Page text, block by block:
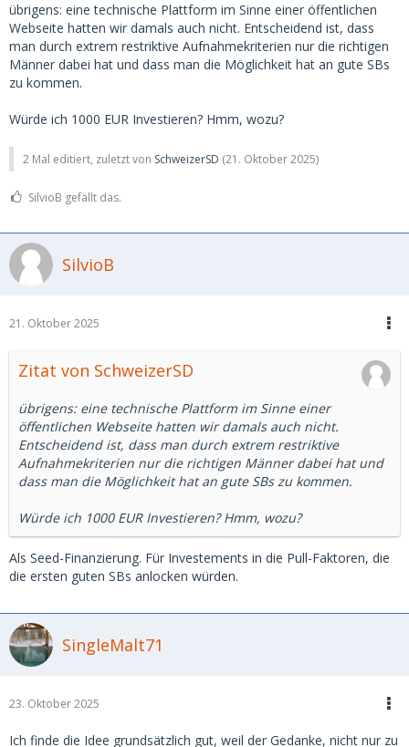
übrigens: eine technische Plattform im Sinne einer öffentlichen
Webseite hatten wir damals auch nicht. Entscheidend ist, dass
man durch extrem restriktive Aufnahmekriterien nur die richtigen
Männer dabei hat und dass man die Möglichkeit hat an gute SBs
zu kommen.
Würde ich 1000 EUR Investieren? Hmm, wozu?
2 Mal editiert, zuletzt von SchweizerSD (21. Oktober 2025)
SilvioB gefällt das.
SilvioB
21. Oktober 2025
Zitat von SchweizerSD
übrigens: eine technische Plattform im Sinne einer
öffentlichen Webseite hatten wir damals auch nicht.
Entscheidend ist, dass man durch extrem restriktive
Aufnahmekriterien nur die richtigen Männer dabei hat und
dass man die Möglichkeit hat an gute SBs zu kommen.
Würde ich 1000 EUR Investieren? Hmm, wozu?
Als Seed-Finanzierung. Für Investements in die Pull-Faktoren, die
die ersten guten SBs anlocken würden.
SingleMalt71
23. Oktober 2025
Ich finde die Idee grundsätzlich gut, weil der Gedanke, nicht nur zu